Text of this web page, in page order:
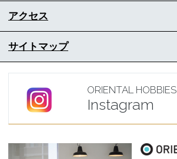
アクセス
サイトマップ
ORIENTAL HOBBIES
Instagram